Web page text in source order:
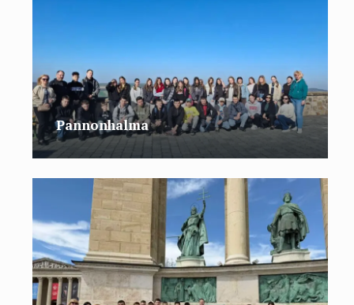
Pannonhalma